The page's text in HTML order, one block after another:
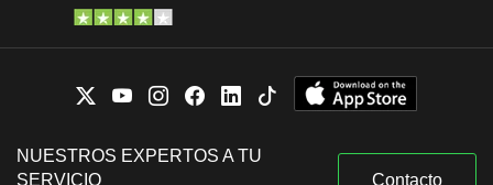
NUESTROS EXPERTOS A TU
SERVICIO
Contacto